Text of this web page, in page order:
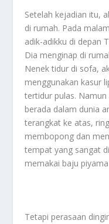
Setelah kejadian itu,
di rumah. Pada
adik-adikku di depan
Dia menginap di
Nenek tidur di sofa,
menggunakan kasur
tertidur pulas.
berada dalam dunia
terangkat ke atas,
membopong dan
tempat yang sangat
memakai baju
Tetapi perasaan